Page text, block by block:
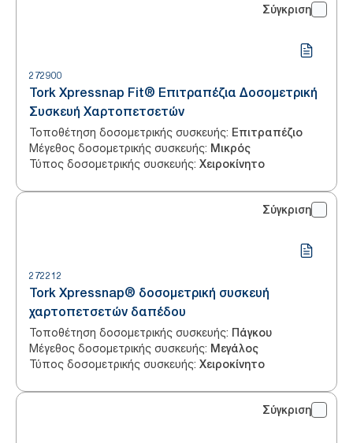
Σύγκριση
272900
Tork Xpressnap Fit® Επιτραπέζια Δοσομετρική
Συσκευή Χαρτοπετσετών
Τοποθέτηση δοσομετρικής συσκευής: Επιτραπέζιο
Μέγεθος δοσομετρικής συσκευής: Μικρός
Τύπος δοσομετρικής συσκευής: Χειροκίνητο
Σύγκριση
272212
Tork Xpressnap® δοσομετρική συσκευή
χαρτοπετσετών δαπέδου
Τοποθέτηση δοσομετρικής συσκευής: Πάγκου
Μέγεθος δοσομετρικής συσκευής: Μεγάλος
Τύπος δοσομετρικής συσκευής: Χειροκίνητο
Σύγκριση